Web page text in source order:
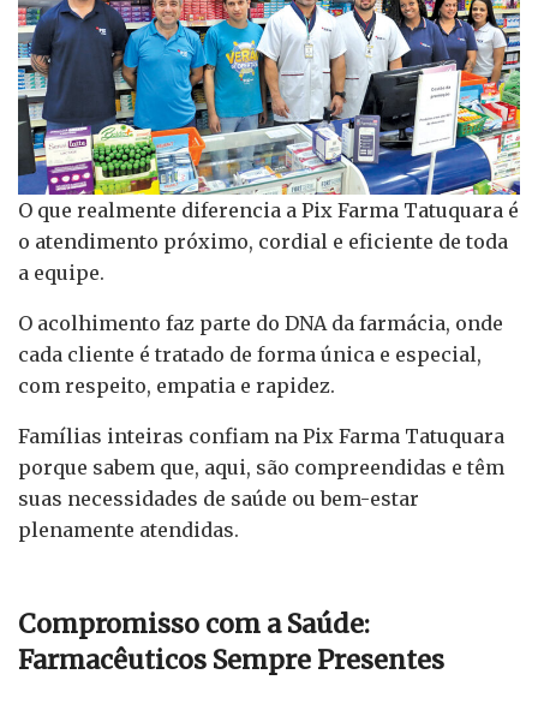
O que realmente diferencia a Pix Farma Tatuquara é
o atendimento próximo, cordial e eficiente de toda
a equipe.
O acolhimento faz parte do DNA da farmácia, onde
cada cliente é tratado de forma única e especial,
com respeito, empatia e rapidez.
Famílias inteiras confiam na Pix Farma Tatuquara
porque sabem que, aqui, são compreendidas e têm
suas necessidades de saúde ou bem-estar
plenamente atendidas.
Compromisso com a Saúde:
Farmacêuticos Sempre Presentes